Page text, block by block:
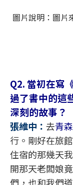
圖片說明：圖片
Q2. 當初在寫
過了書中的這
深刻的故事？
張維中： 去青
行。剛好在旅
住宿的那幾天
開那天老闆娘